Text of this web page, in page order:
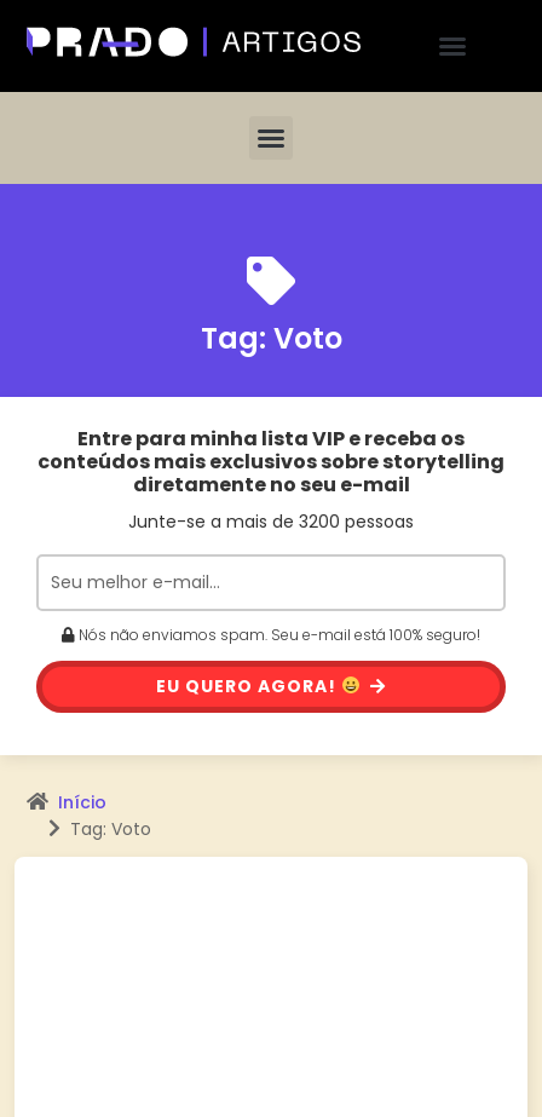
Tag: Voto
Entre para minha lista VIP e receba os
conteúdos mais exclusivos sobre storytelling
diretamente no seu e-mail
Junte-se a mais de 3200 pessoas
Nós não enviamos spam. Seu e-mail está 100% seguro!
EU QUERO AGORA!
Início
Tag: Voto